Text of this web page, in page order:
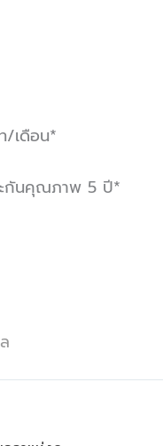
/เดือน*
ะกันคุณภาพ 5 ปี*